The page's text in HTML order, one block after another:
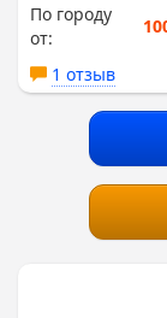
По городу
от:
1 отзыв